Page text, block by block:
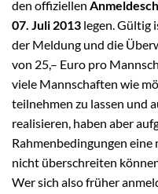
den offiziellen
07. Juli 2013 legen. Gültig
der Meldung und die
von 25,– Euro pro
viele Mannschaften wie
teilnehmen zu lassen und
realisieren, haben aber
Rahmenbedingungen eine
nicht überschreiten
Wer sich also früher